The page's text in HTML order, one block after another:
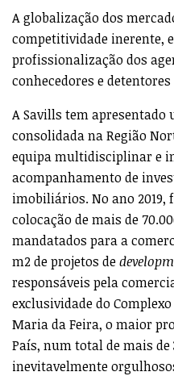
A globalização dos
competitividade inerente,
profissionalização dos
conhecedores e detentores
A Savills tem apresentado
consolidada na Região
equipa multidisciplinar e
acompanhamento de
imobiliários. No ano 2019,
colocação de mais de
mandatados para a
m2 de projetos de
responsáveis pela
exclusividade do
Maria da Feira, o maior
País, num total de mais de
inevitavelmente